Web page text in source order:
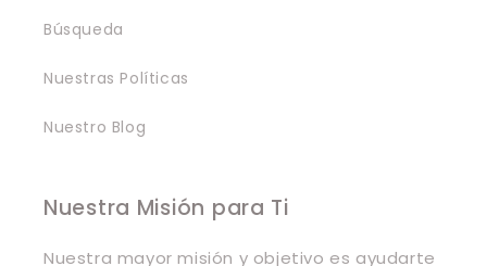
Búsqueda
Nuestras Políticas
Nuestro Blog
Nuestra Misión para Ti
Nuestra mayor misión y objetivo es ayudarte